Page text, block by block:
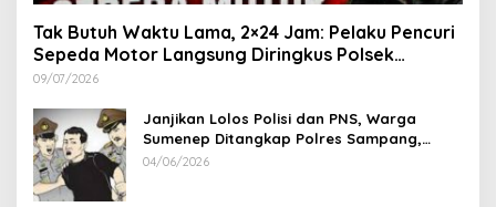
Tak Butuh Waktu Lama, 2×24 Jam: Pelaku Pencuri
Sepeda Motor Langsung Diringkus Polsek
Lenteng di Wilayah Manding
09/07/2026
Janjikan Lolos Polisi dan PNS, Warga
Sumenep Ditangkap Polres Sampang,
Korban Rugi Rp 600 juta
04/06/2026